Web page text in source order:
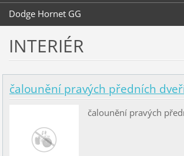
Dodge Hornet GG
INTERIÉR
čalounění pravých předních
čalounění pravých